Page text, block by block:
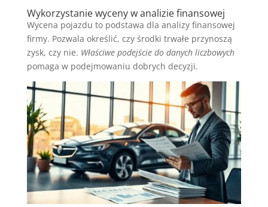
Wykorzystanie wyceny w analizie finansowej
Wycena pojazdu to podstawa dla analizy finansowej
firmy. Pozwala określić, czy środki trwałe przynoszą
zysk, czy nie. Właściwe podejście do danych liczbowych
pomaga w podejmowaniu dobrych decyzji.